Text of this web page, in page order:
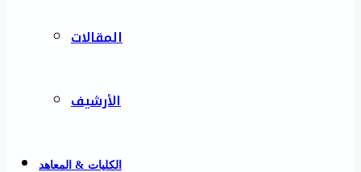
المقالات
الأرشيف
الكليات & المعاهد